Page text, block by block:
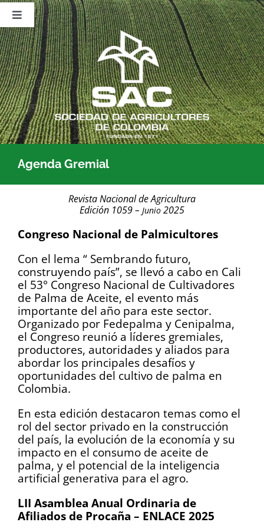
Saltar
contenido
Toggle
Navigation
Nosotros
Publicaciones
Sala de Prensa
Eventos
Agenda Gremial
Revista Nacional de Agricultura
Edición 1059 – Junio 2025
Congreso Nacional de Palmicultores
Con el lema “ Sembrando futuro,
construyendo país”, se llevó a cabo en Cali
el 53° Congreso Nacional de Cultivadores
de Palma de Aceite, el evento más
importante del año para este sector.
Organizado por Fedepalma y Cenipalma,
el Congreso reunió a líderes gremiales,
productores, autoridades y aliados para
abordar los principales desafíos y
oportunidades del cultivo de palma en
Colombia.
En esta edición destacaron temas como el
rol del sector privado en la construcción
del país, la evolución de la economía y su
impacto en el consumo de aceite de
palma, y el potencial de la inteligencia
artificial generativa para el agro.
LII Asamblea Anual Ordinaria de
Afiliados de Procaña – ENLACE 2025